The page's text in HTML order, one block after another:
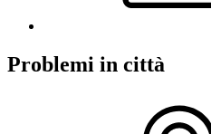
Problemi in città